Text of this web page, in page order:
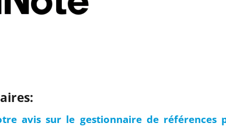
avis sur le gestionnaire de références